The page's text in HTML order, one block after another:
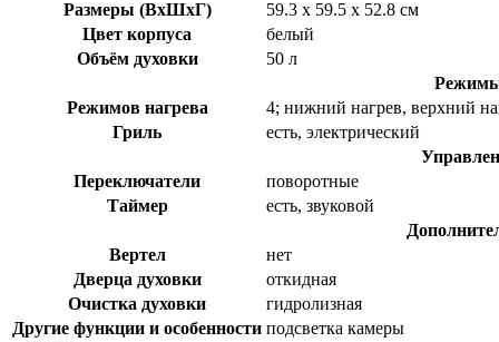
Размеры (ВхШхГ)
59.3 х 59.5 x 52.8 см
Цвет корпуса
белый
Объём духовки
50 л
Режимов нагрева
4; нижний нагрев, верхний
Гриль
есть, электрический
Переключатели
поворотные
Таймер
есть, звуковой
Вертел
нет
Дверца духовки
откидная
Очистка духовки
гидролизная
Другие функции и особенности подсветка камеры